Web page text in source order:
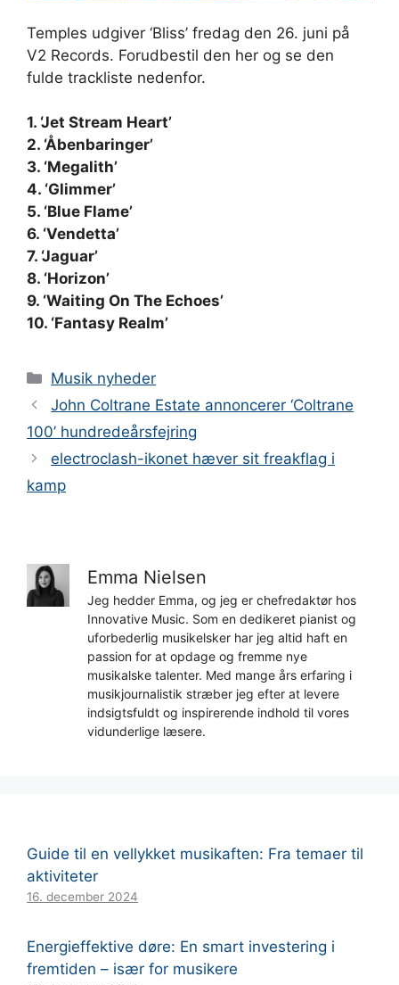
Temples udgiver ‘Bliss’ fredag ​​den 26. juni på
V2 Records. Forudbestil den her og se den
fulde trackliste nedenfor.
1. ‘Jet Stream Heart’
2. ‘Åbenbaringer’
3. ‘Megalith’
4. ‘Glimmer’
5. ‘Blue Flame’
6. ‘Vendetta’
7. ‘Jaguar’
8. ‘Horizon’
9. ‘Waiting On The Echoes’
10. ‘Fantasy Realm’
Kategorier
Musik nyheder
John Coltrane Estate annoncerer ‘Coltrane
100’ hundredeårsfejring
electroclash-ikonet hæver sit freakflag i
kamp
Emma Nielsen
Jeg hedder Emma, og jeg er chefredaktør hos
Innovative Music. Som en dedikeret pianist og
uforbederlig musikelsker har jeg altid haft en
passion for at opdage og fremme nye
musikalske talenter. Med mange års erfaring i
musikjournalistik stræber jeg efter at levere
indsigtsfuldt og inspirerende indhold til vores
vidunderlige læsere.
Guide til en vellykket musikaften: Fra temaer til
aktiviteter
16. december 2024
Energieffektive døre: En smart investering i
fremtiden – især for musikere